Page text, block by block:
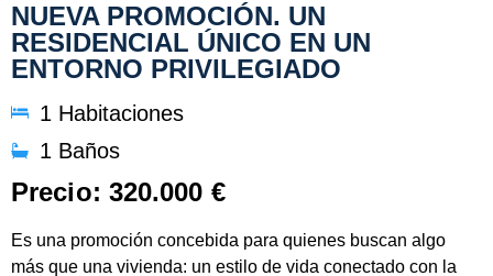
NUEVA PROMOCIÓN. UN
RESIDENCIAL ÚNICO EN UN
ENTORNO PRIVILEGIADO
1 Habitaciones
1 Baños
Precio: 320.000 €
Es una promoción concebida para quienes buscan algo
más que una vivienda: un estilo de vida conectado con la